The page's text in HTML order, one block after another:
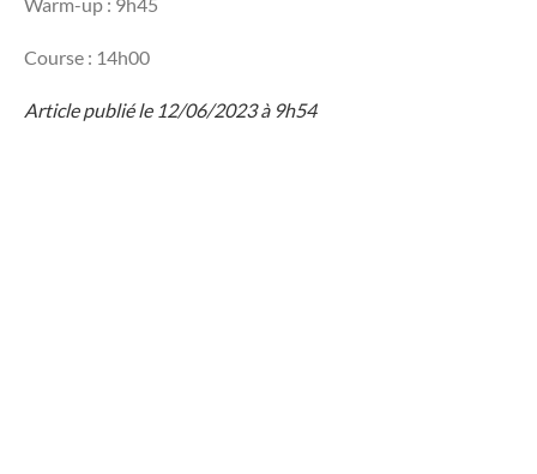
Course : 14h00
Article publié le 12/06/2023 à 9h54